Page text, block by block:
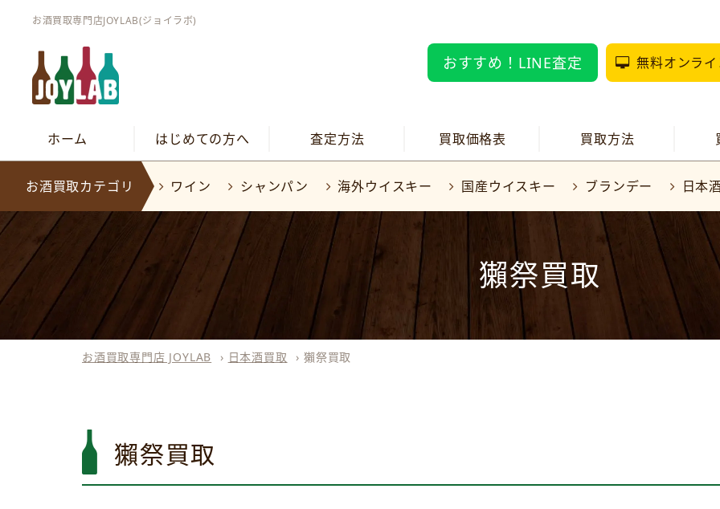
お酒買取専門店JOYLAB(ジョイラボ)
おすすめ！LINE査定 無料オンラ
ホーム はじめての方へ 査定方法 買取価格表 買取方法
お酒買取カテゴリ ワイン シャンパン 海外ウイスキー 国産ウイスキー ブランデー 日本
獺祭買取
お酒買取専門店 JOYLAB › 日本酒買取 ›獺祭買取
獺祭買取